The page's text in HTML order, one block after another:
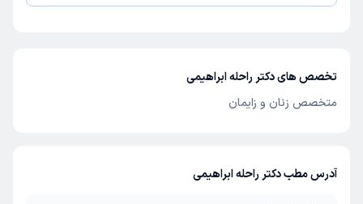
تخصص های دکتر راحله ابراهیمی
متخصص زنان و زایمان
آدرس مطب دکتر راحله ابراهیمی